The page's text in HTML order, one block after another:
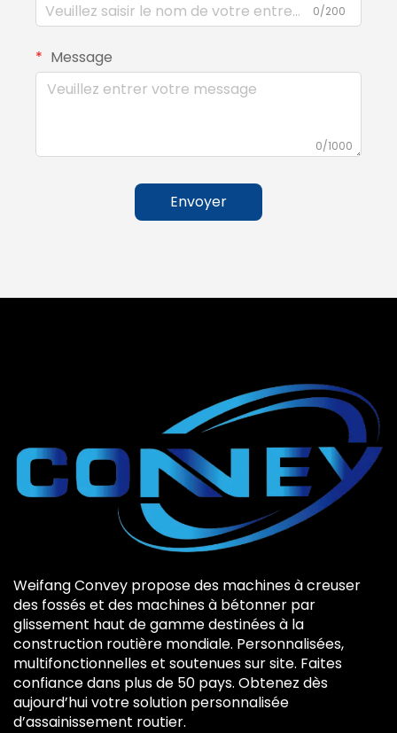
0/200
Message
0/1000
Envoyer
Weifang Convey propose des machines à creuser
des fossés et des machines à bétonner par
glissement haut de gamme destinées à la
construction routière mondiale. Personnalisées,
multifonctionnelles et soutenues sur site. Faites
confiance dans plus de 50 pays. Obtenez dès
aujourd’hui votre solution personnalisée
d’assainissement routier.